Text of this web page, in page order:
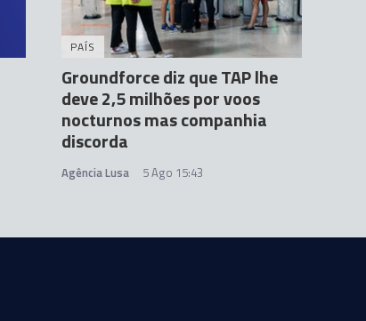
PAÍS
Groundforce diz que TAP lhe
deve 2,5 milhões por voos
nocturnos mas companhia
discorda
Agência Lusa 5 Ago 15:43